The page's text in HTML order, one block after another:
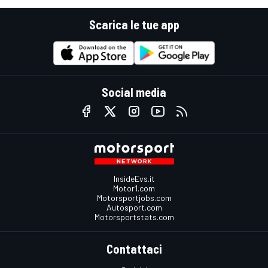
Scarica le tue app
Social media
InsideEvs.it
Motor1.com
Motorsportjobs.com
Autosport.com
Motorsportstats.com
Contattaci